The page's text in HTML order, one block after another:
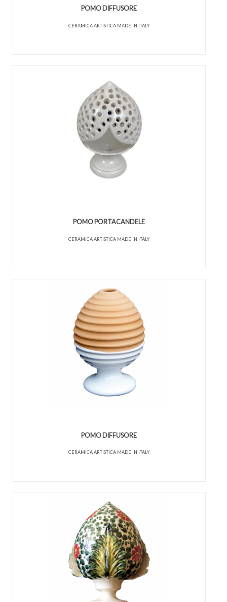
POMO DIFFUSORE
CERAMICA ARTISTICA MADE IN ITALY
POMO PORTACANDELE
CERAMICA ARTISTICA MADE IN ITALY
POMO DIFFUSORE
CERAMICA ARTISTICA MADE IN ITALY